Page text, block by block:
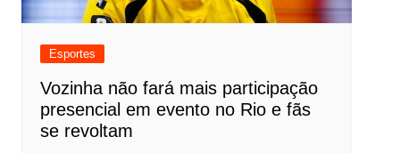
Esportes
Vozinha não fará mais participação
presencial em evento no Rio e fãs
se revoltam